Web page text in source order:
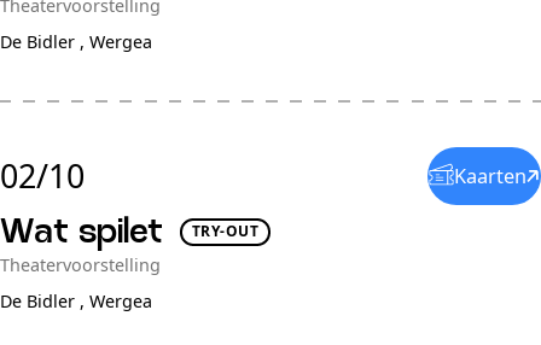
Theatervoorstelling
De Bidler , Wergea
02/10
Wat spilet TRY-OUT
Theatervoorstelling
De Bidler , Wergea
Kaarten